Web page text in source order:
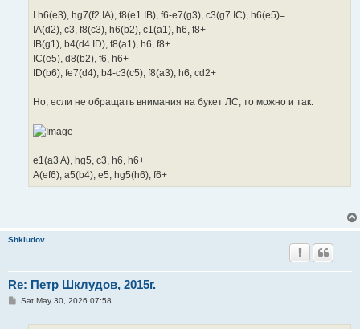
I h6(e3), hg7(f2 IA), f8(e1 IB), f6-e7(g3), c3(g7 IC), h6(e5)=
IA(d2), c3, f8(c3), h6(b2), c1(a1), h6, f8+
IB(g1), b4(d4 ID), f8(a1), h6, f8+
IC(e5), d8(b2), f6, h6+
ID(b6), fe7(d4), b4-c3(c5), f8(a3), h6, cd2+
Но, если не обращать внимания на букет ЛС, то можно и так:
e1(a3 A), hg5, c3, h6, h6+
A(ef6), a5(b4), e5, hg5(h6), f6+
Shkludov
Re: Петр Шклудов, 2015г.
PSat May 30, 2026 07:58